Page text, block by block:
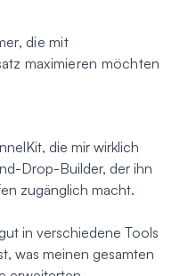
die mit
maximieren möchten
die mir wirklich
Drop-Builder, der ihn
zugänglich macht.
in verschiedene Tools
was meinen gesamten